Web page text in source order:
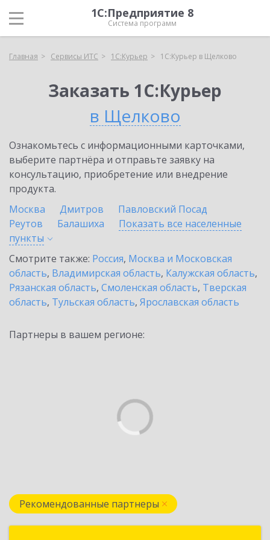
1С:Предприятие 8
Система программ
Главная Сервисы ИТС 1С:Курьер 1С:Курьер в Щелково
Заказать 1С:Курьер
в Щелково
Ознакомьтесь с информационными карточками,
выберите партнёра и отправьте заявку на
консультацию, приобретение или внедрение
продукта.
Москва
Дмитров
Павловский Посад
Реутов
Балашиха
Показать все населенные
пункты
Смотрите также: Россия, Москва и Московская
область, Владимирская область, Калужская область,
Рязанская область, Смоленская область, Тверская
область, Тульская область, Ярославская область
Партнеры в вашем регионе:
Рекомендованные партнеры